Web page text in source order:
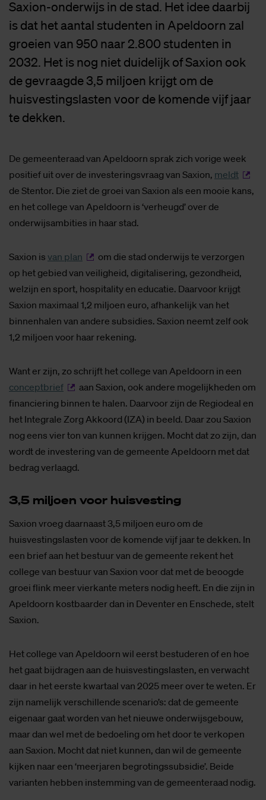
Saxion-onderwijs in de stad. Het idee daarbij
is dat het aantal studenten in Apeldoorn zal
groeien van 950 naar 2.800 studenten in
2032. Het is nog niet duidelijk of Saxion ook
de gevraagde 3,5 miljoen krijgt om de
huisvestingslasten voor de komende vijf jaar
te dekken.
De gemeenteraad van Apeldoorn sprak zich vorige week
positief uit over de investeringsvraag van Saxion, meldt
de Stentor. Die ziet de groei van Saxion als een mooie kans,
en het college van Apeldoorn is ‘verheugd’ over de
onderwijsambities in haar stad.
Saxion is van plan
om die stad onderwijs te verzorgen
op het gebied van veiligheid, digitalisering, gezondheid,
welzijn en sport, hospitality en educatie. Daarvoor krijgt
Saxion maximaal 1,2 miljoen euro, afhankelijk van het
binnenhalen van andere subsidies. Saxion neemt zelf ook
1,2 miljoen voor haar rekening.
Want er zijn, zo schrijft het college van Apeldoorn in een
conceptbrief
aan Saxion, ook andere mogelijkheden om
financiering binnen te halen. Daarvoor zijn de Regiodeal en
het Integrale Zorg Akkoord (IZA) in beeld. Daar zou Saxion
nog eens vier ton van kunnen krijgen. Mocht dat zo zijn, dan
wordt de investering van de gemeente Apeldoorn met dat
bedrag verlaagd.
3,5 mil­joen voor huis­ves­ting
Saxion vroeg daarnaast 3,5 miljoen euro om de
huisvestingslasten voor de komende vijf jaar te dekken. In
een brief aan het bestuur van de gemeente rekent het
college van bestuur van Saxion voor dat met de beoogde
groei flink meer vierkante meters nodig heeft. En die zijn in
Apeldoorn kostbaarder dan in Deventer en Enschede, stelt
Saxion.
Het college van Apeldoorn wil eerst bestuderen of en hoe
het gaat bijdragen aan de huisvestingslasten, en verwacht
daar in het eerste kwartaal van 2025 meer over te weten. Er
zijn namelijk verschillende scenario’s: dat de gemeente
eigenaar gaat worden van het nieuwe onderwijsgebouw,
maar dan wel met de bedoeling om het door te verkopen
aan Saxion. Mocht dat niet kunnen, dan wil de gemeente
kijken naar een ‘meerjaren begrotingssubsidie’. Beide
varianten hebben instemming van de gemeenteraad nodig.